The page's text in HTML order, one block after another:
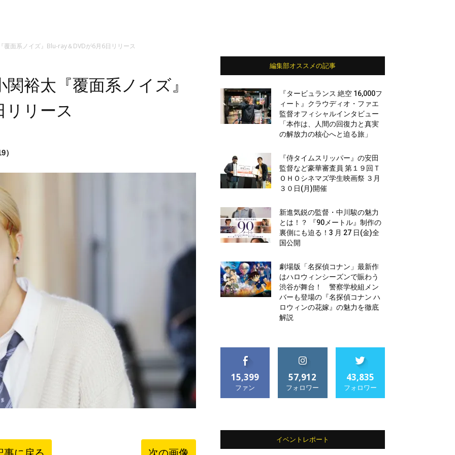
覆面系ノイズ』Blu-ray＆DVDが6月6日リリース
裕太『覆面系ノイズ』
リリース
）
編集部オススメの記事
『タービュランス 絶空 16,000フ
ィート』クラウディオ・ファエ
監督オフィシャルインタビュー
「本作は、人間の回復力と真実
の解放力の核心へと迫る旅」
『侍タイムスリッパー』の安田
監督など豪華審査員 第１９回Ｔ
ＯＨＯシネマズ学生映画祭 ３月
３０日(月)開催
新進気鋭の監督・中川駿の魅力
とは！？ 『90メートル』制作の
裏側にも迫る！3 月 27 日(金)全
国公開
劇場版「名探偵コナン」最新作
はハロウィンシーズンで賑わう
渋谷が舞台！ 警察学校組メン
バーも登場の『名探偵コナン ハ
ロウィンの花嫁』の魅力を徹底
解説
15,399
ファン
57,912
フォロワー
43,835
フォロワー
イベントレポート